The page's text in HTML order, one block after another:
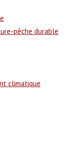
pêche durable
climatique